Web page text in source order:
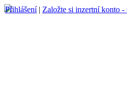
Přihlášení| Založte si inzertní konto